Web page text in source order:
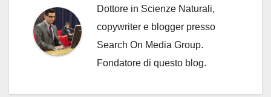
Dottore in Scienze Naturali,
copywriter e blogger presso
Search On Media Group.
Fondatore di questo blog.